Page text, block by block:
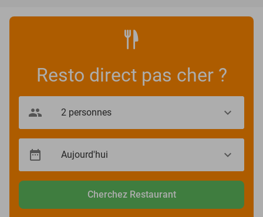
Resto direct pas cher ?
Cherchez Restaurant